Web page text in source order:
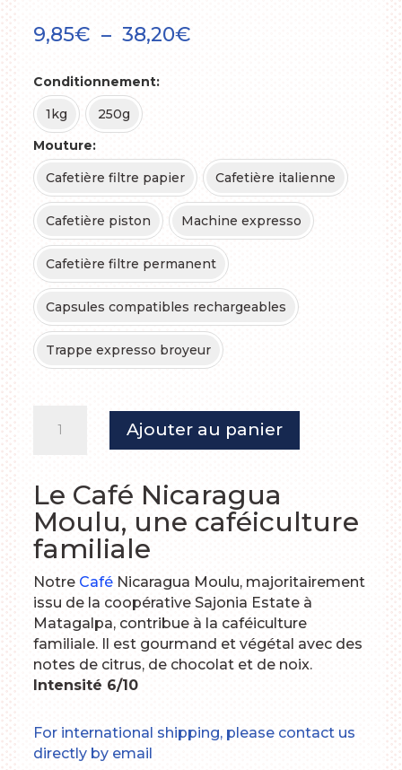
9,85€ – 38,20€
Conditionnement
1kg
250g
Mouture
Cafetière filtre papier
Cafetière italienne
Cafetière piston Machine expresso
Cafetière filtre permanent
Capsules compatibles rechargeables
Trappe expresso broyeur
moulu
Ajouter au panier
Le Café Nicaragua
Moulu, une caféiculture
familiale
Notre Café Nicaragua Moulu, majoritairement
issu de la coopérative Sajonia Estate à
Matagalpa, contribue à la caféiculture
familiale. Il est gourmand et végétal avec des
notes de citrus, de chocolat et de noix.
Intensité 6/10
For international shipping, please contact us
directly by email